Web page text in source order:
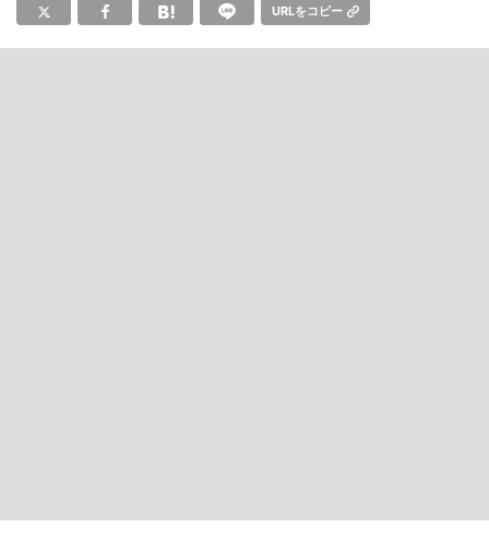
URLをコピー